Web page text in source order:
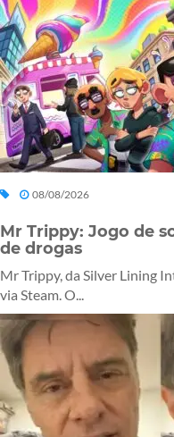
08/08/2026
Mr Trippy: Jogo de
de drogas
Mr Trippy, da Silver Lining
via Steam. O...